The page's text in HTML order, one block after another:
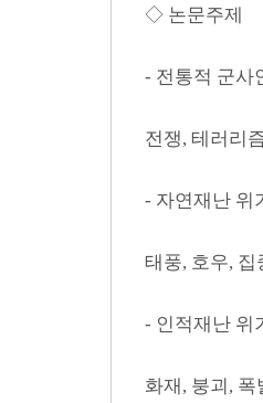
◇ 논문주제
- 전통적 군사
전쟁, 테러리
- 자연재난 위
태풍, 호우, 집
- 인적재난 위
화재, 붕괴,